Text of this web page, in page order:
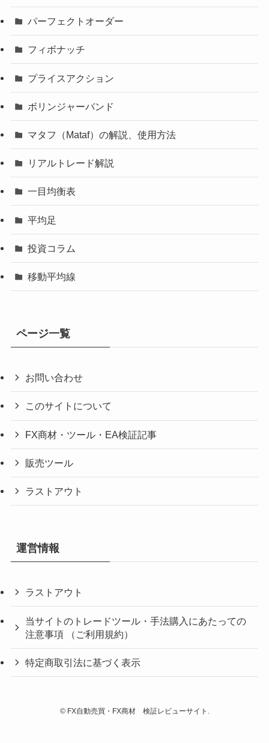
パーフェクトオーダー
フィボナッチ
プライスアクション
ボリンジャーバンド
マタフ（Mataf）の解説、使用方法
リアルトレード解説
一目均衡表
平均足
投資コラム
移動平均線
ページ一覧
お問い合わせ
このサイトについて
FX商材・ツール・EA検証記事
販売ツール
ラストアウト
運営情報
ラストアウト
当サイトのトレードツール・手法購入にあたっての
注意事項 （ご利用規約）
特定商取引法に基づく表示
©FX自動売買・FX商材 検証レビューサイト.